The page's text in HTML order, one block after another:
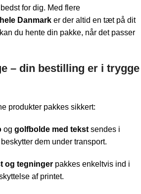
for dig. Med flere
Danmark er der altid en tæt på dit
du hente din pakke, når det passer
– din bestilling er i trygge
produkter pakkes sikkert:
og golfbolde med tekstsendes i
beskytter dem under transport.
og tegninger pakkes enkeltvis ind i
af printet.